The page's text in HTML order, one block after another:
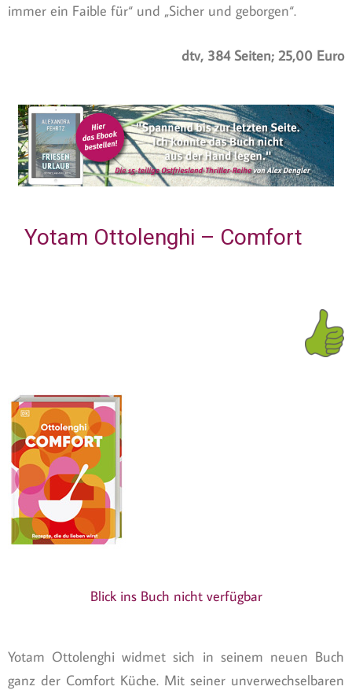
immer ein Faible für“ und „Sicher und geborgen“.
dtv, 384 Seiten; 25,00 Euro
Yotam Ottolenghi – Comfort
Blick ins Buch nicht verfügbar
Yotam Ottolenghi widmet sich in seinem neuen Buch
ganz der Comfort Küche. Mit seiner unverwechselbaren